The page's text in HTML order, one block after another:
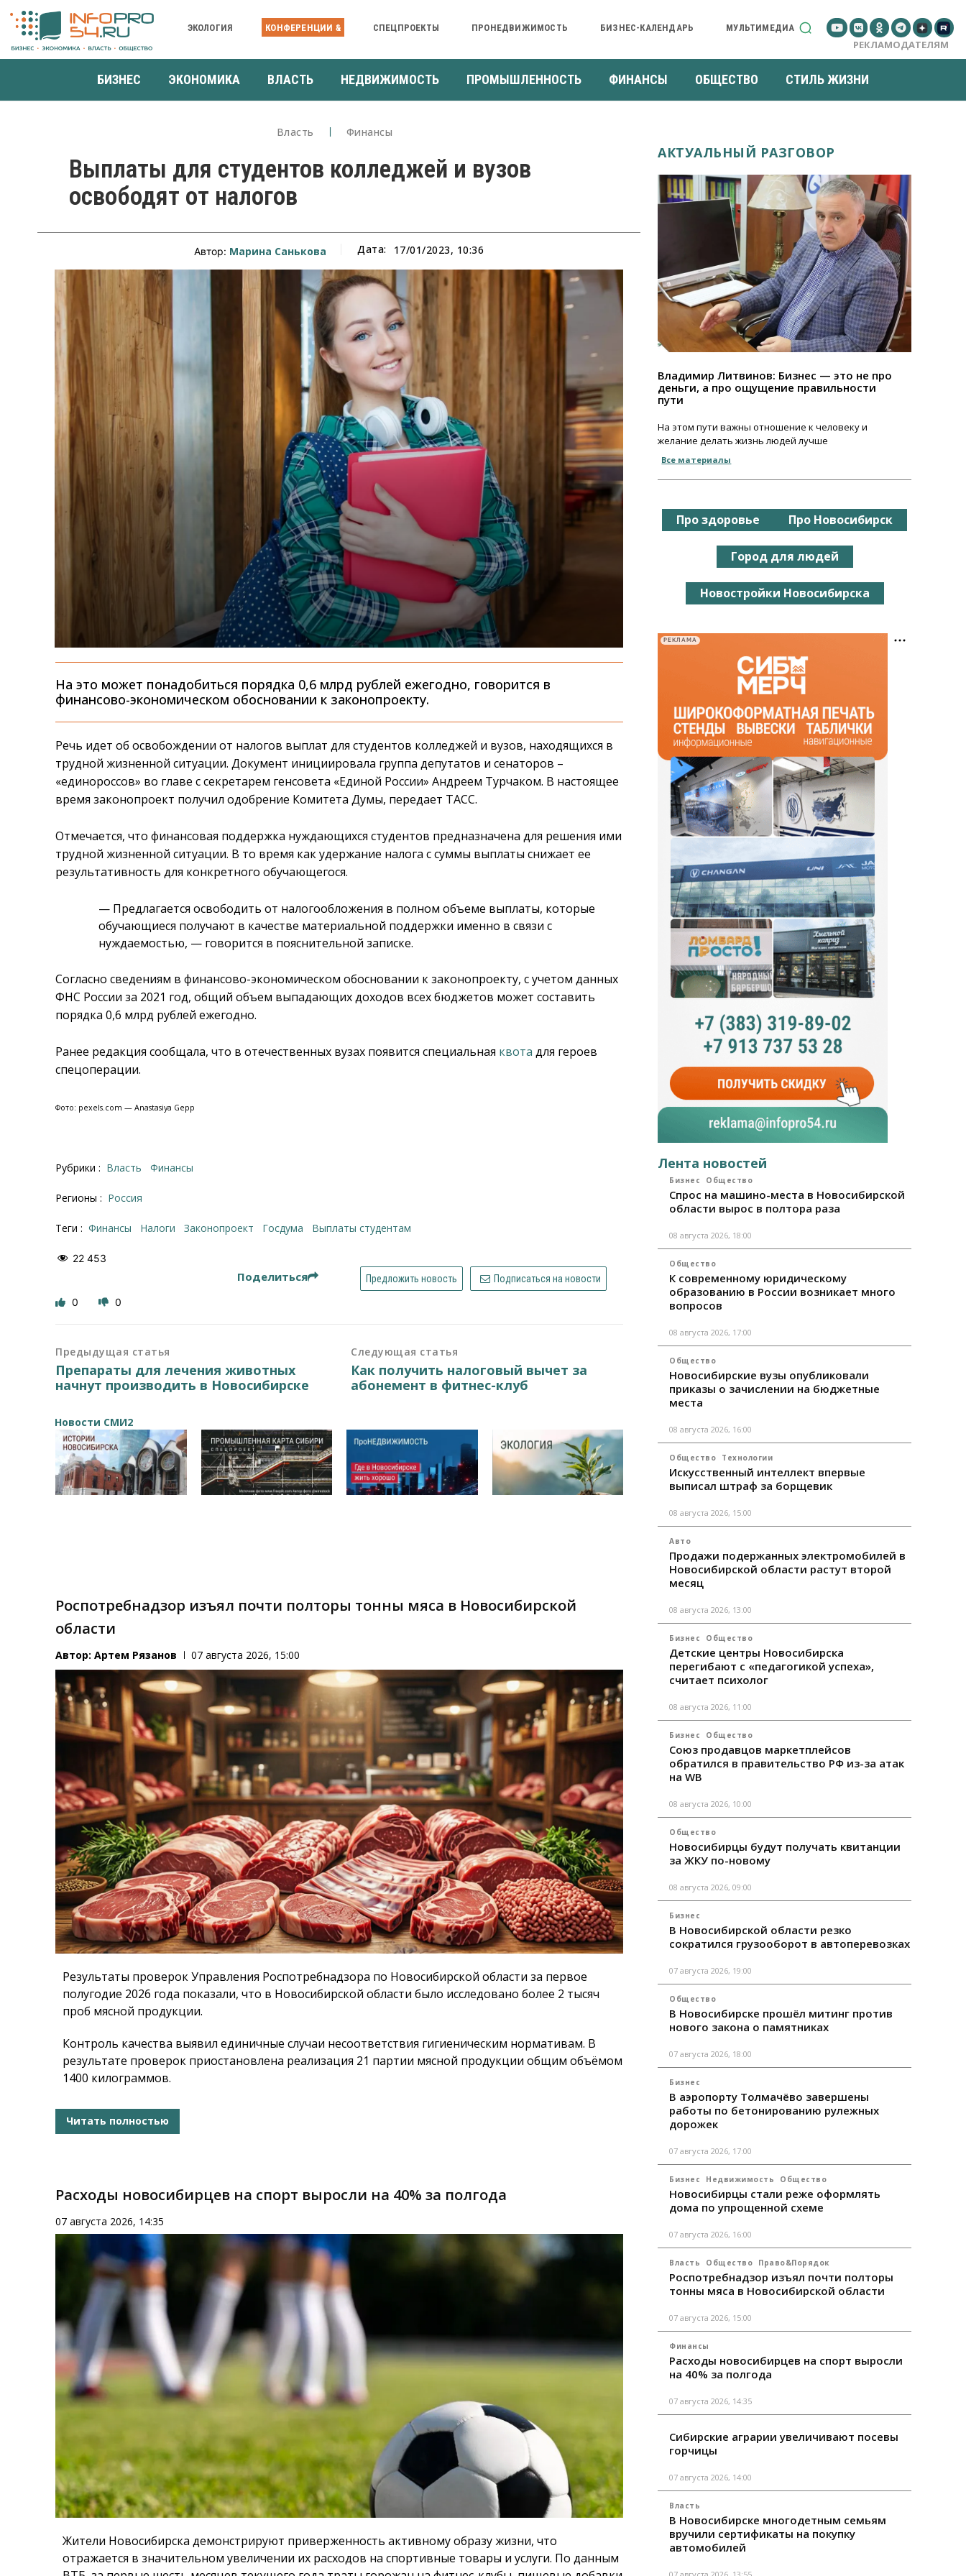
ЭКОЛОГИЯ КОНФЕРЕНЦИИ & СПЕЦПРОЕКТЫ ПРОНЕДВИЖИМОСТЬ БИЗНЕС-КАЛЕНДАРЬ МУЛЬТИМЕДИА
РЕКЛАМОДАТЕЛЯМ
БИЗНЕС ЭКОНОМИКА ВЛАСТЬ НЕДВИЖИМОСТЬ ПРОМЫШЛЕННОСТЬ ФИНАНСЫ ОБЩЕСТВО СТИЛЬ ЖИЗНИ
Власть Финансы
Выплаты для студентов колледжей и вузов
освободят от налогов
Автор: Марина Санькова Дата: 17/01/2023, 10:36
На это может понадобиться порядка 0,6 млрд рублей ежегодно, говорится в
финансово-экономическом обосновании к законопроекту.
Речь идет об освобождении от налогов выплат для студентов колледжей и вузов, находящихся в
трудной жизненной ситуации. Документ инициировала группа депутатов и сенаторов –
«единороссов» во главе с секретарем генсовета «Единой России» Андреем Турчаком. В настоящее
время законопроект получил одобрение Комитета Думы, передает ТАСС.
Отмечается, что финансовая поддержка нуждающихся студентов предназначена для решения ими
трудной жизненной ситуации. В то время как удержание налога с суммы выплаты снижает ее
результативность для конкретного обучающегося.
— Предлагается освободить от налогообложения в полном объеме выплаты, которые
обучающиеся получают в качестве материальной поддержки именно в связи с
нуждаемостью, — говорится в пояснительной записке.
Согласно сведениям в финансово-экономическом обосновании к законопроекту, с учетом данных
ФНС России за 2021 год, общий объем выпадающих доходов всех бюджетов может составить
порядка 0,6 млрд рублей ежегодно.
Ранее редакция сообщала, что в отечественных вузах появится специальная квота для героев
спецоперации.
Фото: pexels.com — Anastasiya Gepp
Рубрики : Власть Финансы
Регионы : Россия
Теги : финансы налоги законопроект Госдума выплаты студентам
22 453
Поделиться Предложить новость Подписаться на новости
0 0
Предыдущая статья
Препараты для лечения животных
начнут производить в Новосибирске
Следующая статья
Как получить налоговый вычет за
абонемент в фитнес-клуб
Новости СМИ2
Роспотребнадзор изъял почти полторы тонны мяса в Новосибирской
области
Автор:Артем Рязанов 07 августа 2026, 15:00
Результаты проверок Управления Роспотребнадзора по Новосибирской области за первое
полугодие 2026 года показали, что в Новосибирской области было исследовано более 2 тысяч
проб мясной продукции.
Контроль качества выявил единичные случаи несоответствия гигиеническим нормативам. В
результате проверок приостановлена реализация 21 партии мясной продукции общим объёмом
1400 килограммов.
Читать полностью
Расходы новосибирцев на спорт выросли на 40% за полгода
07 августа 2026, 14:35
Жители Новосибирска демонстрируют приверженность активному образу жизни, что
отражается в значительном увеличении их расходов на спортивные товары и услуги. По данным
АКТУАЛЬНЫЙ РАЗГОВОР
Владимир Литвинов: Бизнес — это не про
деньги, а про ощущение правильности
пути
На этом пути важны отношение к человеку и
желание делать жизнь людей лучше
Все материалы
Про здоровье Про Новосибирск
Город для людей
Новостройки Новосибирска
РЕКЛАМА
Лента новостей
Бизнес Общество
Спрос на машино-места в Новосибирской
области вырос в полтора раза
08 августа 2026, 18:00
Общество
К современному юридическому
образованию в России возникает много
вопросов
08 августа 2026, 17:00
Общество
Новосибирские вузы опубликовали
приказы о зачислении на бюджетные
места
08 августа 2026, 16:00
Общество Технологии
Искусственный интеллект впервые
выписал штраф за борщевик
08 августа 2026, 15:00
Авто
Продажи подержанных электромобилей в
Новосибирской области растут второй
месяц
08 августа 2026, 13:00
Бизнес Общество
Детские центры Новосибирска
перегибают с «педагогикой успеха»,
считает психолог
08 августа 2026, 11:00
Бизнес Общество
Союз продавцов маркетплейсов
обратился в правительство РФ из-за атак
на WB
08 августа 2026, 10:00
Общество
Новосибирцы будут получать квитанции
за ЖКУ по-новому
08 августа 2026, 09:00
Бизнес
В Новосибирской области резко
сократился грузооборот в автоперевозках
07 августа 2026, 19:00
Общество
В Новосибирске прошёл митинг против
нового закона о памятниках
07 августа 2026, 18:00
Бизнес
В аэропорту Толмачёво завершены
работы по бетонированию рулежных
дорожек
07 августа 2026, 17:00
Бизнес Недвижимость Общество
Новосибирцы стали реже оформлять
дома по упрощенной схеме
07 августа 2026, 16:00
Власть Общество Право&Порядок
Роспотребнадзор изъял почти полторы
тонны мяса в Новосибирской области
07 августа 2026, 15:00
Финансы
Расходы новосибирцев на спорт выросли
на 40% за полгода
07 августа 2026, 14:35
Сибирские аграрии увеличивают посевы
горчицы
07 августа 2026, 14:00
Власть
В Новосибирске многодетным семьям
вручили сертификаты на покупку
автомобилей